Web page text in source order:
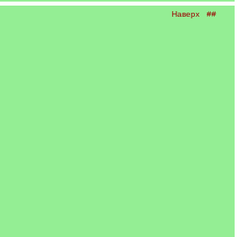
Наверх ##